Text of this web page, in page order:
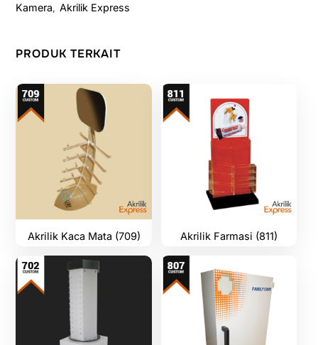
Kamera, Akrilik Express
PRODUK TERKAIT
Akrilik Kaca Mata (709) Akrilik Farmasi (811)